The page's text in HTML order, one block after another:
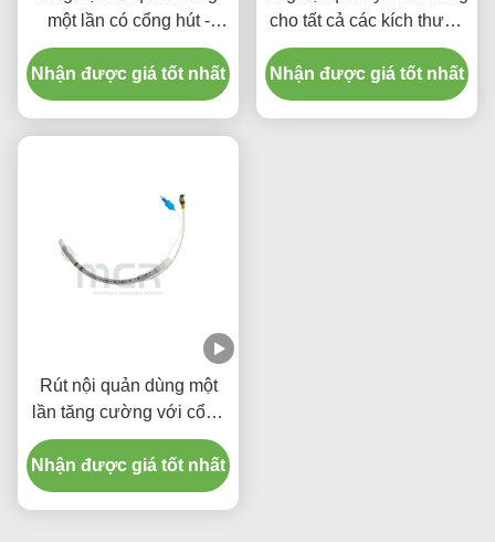
một lần có cổng hút -
PVC trong suốt không
DEHP, bảo hành chất
lượng năm năm
Nhận được giá tốt nhất
cho tất cả các kích thước
với CE ISO
Nhận được giá tốt nhất
Rút nội quản dùng một
lần tăng cường với cổng
hút Micro Thin PU cuffed
Nhận được giá tốt nhất